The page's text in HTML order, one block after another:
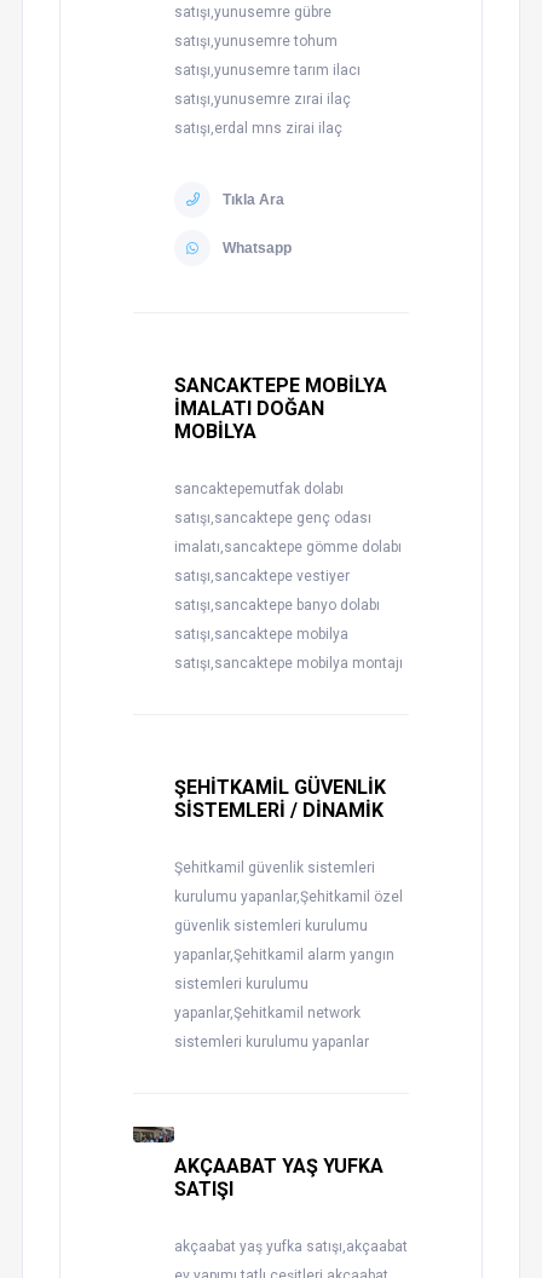
satışı,yunusemre gübre
satışı,yunusemre tohum
satışı,yunusemre tarım ilacı
satışı,yunusemre zırai ilaç
satışı,erdal mns zirai ilaç
Tıkla Ara
Whatsapp
SANCAKTEPE MOBİLYA
İMALATI DOĞAN
MOBİLYA
sancaktepemutfak dolabı
satışı,sancaktepe genç odası
imalatı,sancaktepe gömme dolabı
satışı,sancaktepe vestiyer
satışı,sancaktepe banyo dolabı
satışı,sancaktepe mobilya
satışı,sancaktepe mobilya montajı
ŞEHİTKAMİL GÜVENLİK
SİSTEMLERİ / DİNAMİK
Şehitkamil güvenlik sistemleri
kurulumu yapanlar,Şehitkamil özel
güvenlik sistemleri kurulumu
yapanlar,Şehitkamil alarm yangın
sistemleri kurulumu
yapanlar,Şehitkamil network
sistemleri kurulumu yapanlar
AKÇAABAT YAŞ YUFKA
SATIŞI
akçaabat yaş yufka satışı,akçaabat